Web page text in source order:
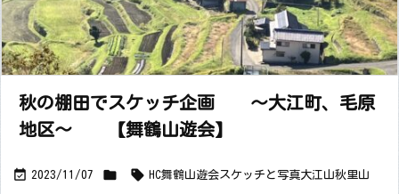
秋の棚田でスケッチ企画 ～大江町、毛原
地区～ 【舞鶴山遊会】
 2023/11/07   HC舞鶴山遊会スケッチと写真大江山秋里山